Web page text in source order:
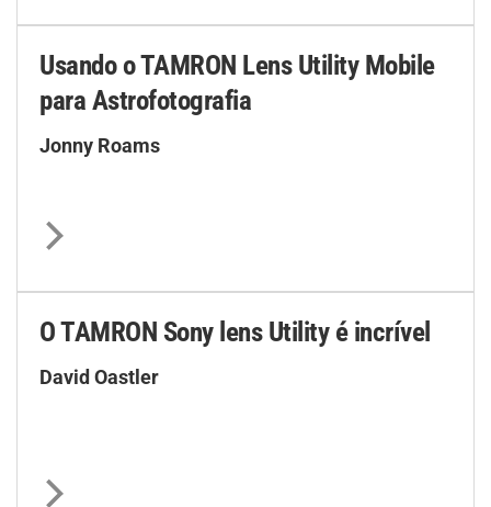
Usando o TAMRON Lens Utility Mobile
para Astrofotografia
Jonny Roams
O TAMRON Sony lens Utility é incrível
David Oastler